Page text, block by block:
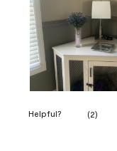
Helpful? (2)